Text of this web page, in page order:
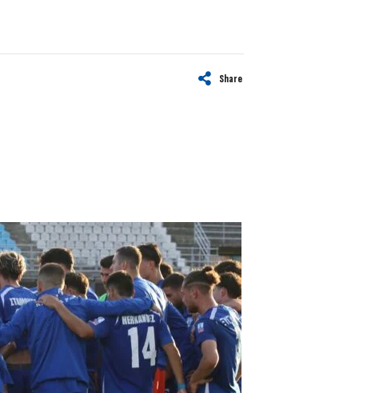
Share